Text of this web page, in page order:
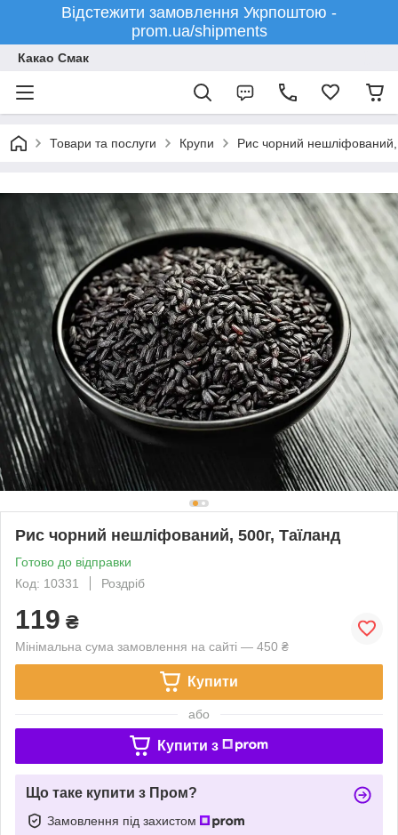
Відстежити замовлення Укрпоштою -
prom.ua/shipments
Какао Смак
Товари та послуги Крупи Рис чорний нешліфований,
Рис чорний нешліфований, 500г, Таїланд
Готово до відправки
Код: 10331
Роздріб
119 ₴
Мінімальна сума замовлення на сайті — 450 ₴
Купити
або
Купити з
Що таке купити з Пром?
Замовлення під захистом